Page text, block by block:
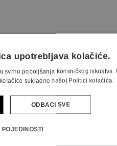
upotrebljava kolačiće.
svrhu poboljšanja korisničkog iskustva.
sukladno našoj Politici kolačića.
ODBACI SVE